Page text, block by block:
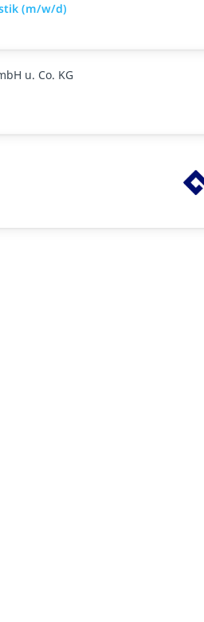
(m/w/d)
u. Co. KG